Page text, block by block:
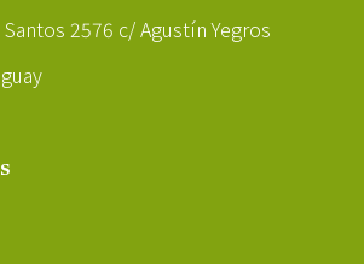
Santos 2576 c/ Agustín Yegros